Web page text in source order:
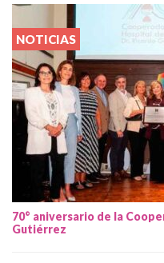
NOTICIAS
70° aniversario de la
Gutiérrez